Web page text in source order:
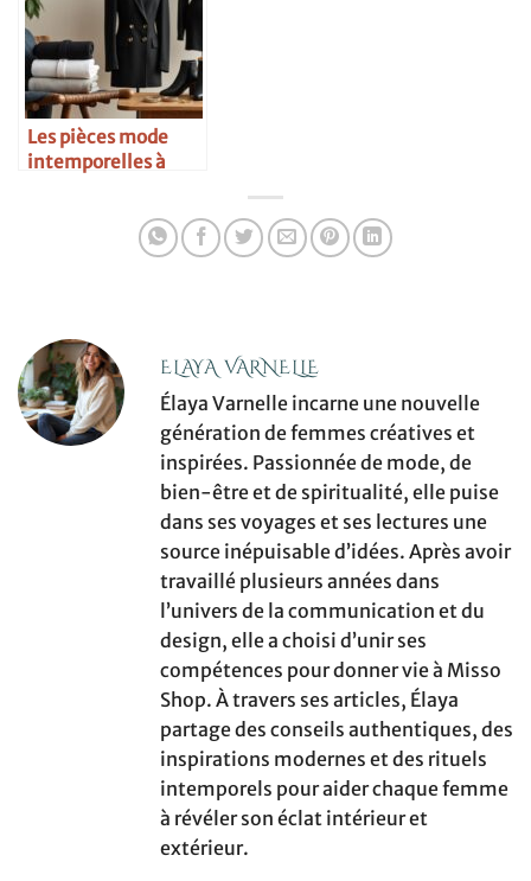
Les pièces mode
intemporelles à
ELAYA VARNELLE
Élaya Varnelle incarne une nouvelle
génération de femmes créatives et
inspirées. Passionnée de mode, de
bien-être et de spiritualité, elle puise
dans ses voyages et ses lectures une
source inépuisable d’idées. Après avoir
travaillé plusieurs années dans
l’univers de la communication et du
design, elle a choisi d’unir ses
compétences pour donner vie à Misso
Shop. À travers ses articles, Élaya
partage des conseils authentiques, des
inspirations modernes et des rituels
intemporels pour aider chaque femme
à révéler son éclat intérieur et
extérieur.